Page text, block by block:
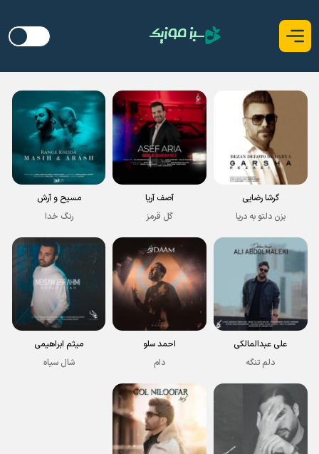
گرشا رضایی
بزن دلتو به دریا
آصف آریا
گل قرمز
مسیح و آرش
رنگ خدا
علی عبدالمالکی
دلم تنگه
احمد سلو
دام
میثم ابراهیمی
شال سیاه